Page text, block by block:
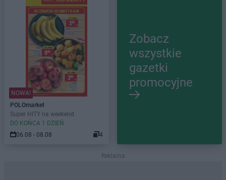
NOWA!
POLOmarket
Super HITY na weekend
DO KOŃCA 1 DZIEŃ
06.08 - 08.08
4
Zobacz
wszystkie
gazetki
promocyjne
Reklama